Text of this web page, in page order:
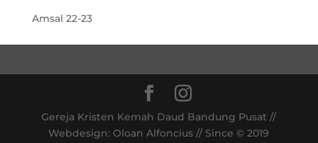
Amsal 22-23
Gereja Kristen Kemah Daud Bandung Pusat //
Webdesign: Oloan Alfoncius // Since © 2019